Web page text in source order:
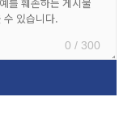
0 / 300